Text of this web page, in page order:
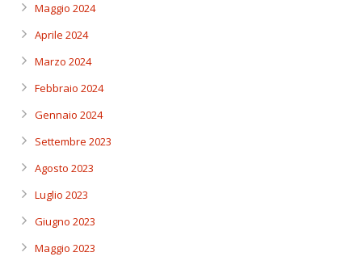
Maggio 2024
Aprile 2024
Marzo 2024
Febbraio 2024
Gennaio 2024
Settembre 2023
Agosto 2023
Luglio 2023
Giugno 2023
Maggio 2023